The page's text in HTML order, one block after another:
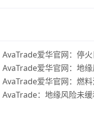
AvaTrade爱华官网：停
价格开盘上涨
AvaTrade爱华官网：地
市场影响，美原油价格上
AvaTrade爱华官网：燃
油价出现下跌
AvaTrade：地缘风险未